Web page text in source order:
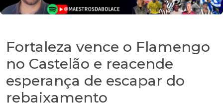
Fortaleza vence o Flamengo
no Castelão e reacende
esperança de escapar do
rebaixamento